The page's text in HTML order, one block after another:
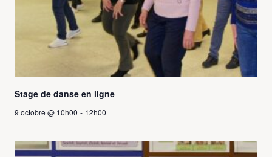
Stage de danse en ligne
9 octobre @ 10h00 - 12h00